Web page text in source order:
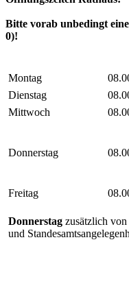
Bitte vorab unbedingt
0)!
Montag
Dienstag
Mittwoch
Donnerstag
Freitag
Donnerstag zusätzlich von
und